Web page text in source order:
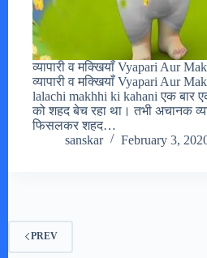
व्यापारी व मक्खियाँ Vyapari Aur
व्यापारी व मक्खियाँ Vyapari Aur
lalachi makhhi ki kahani एक बार
को शहद बेच रहा था। तभी अचानक
फिसलकर शहद…
sanskar
February 3,
PREV